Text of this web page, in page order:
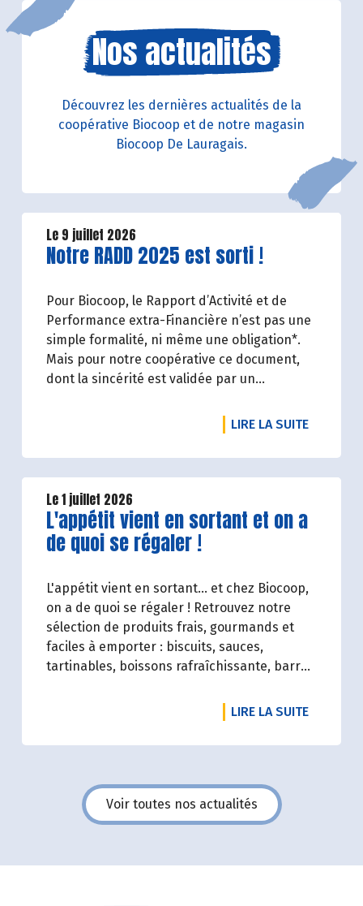
Nos actualités
Découvrez les dernières actualités de la
coopérative Biocoop et de notre magasin
Biocoop De Lauragais.
Le 9 juillet 2026
Lire la suite de l'article
Notre RADD 2025 est sorti !
Pour Biocoop, le Rapport d’Activité et de
Performance extra-Financière n’est pas une
simple formalité, ni même une obligation*.
Mais pour notre coopérative ce document,
dont la sincérité est validée par un
transparence vis-à-vis de l'ensemble de nos
parties prenantes (Paysan.ne.s Associé.e.s,
magasins...) et de nos clients. Il contient un
condensé des avancées réalisées par
Biocoop dans l’objectif de rendre accessible
et désirable une bio exigeante.
LIRE LA SUITEDE
Le 1 juillet 2026
Lire la suite de l'article
L'appétit vient en sortant et on a
de quoi se régaler !
L'appétit vient en sortant... et chez Biocoop,
on a de quoi se régaler ! Retrouvez notre
sélection de produits frais, gourmands et
faciles à emporter : biscuits, sauces,
tartinables, boissons rafraîchissante, barres
une sélection de produits du 2 juillet au 12
LIRE LA SUITEDE
Voir toutes nos actualités